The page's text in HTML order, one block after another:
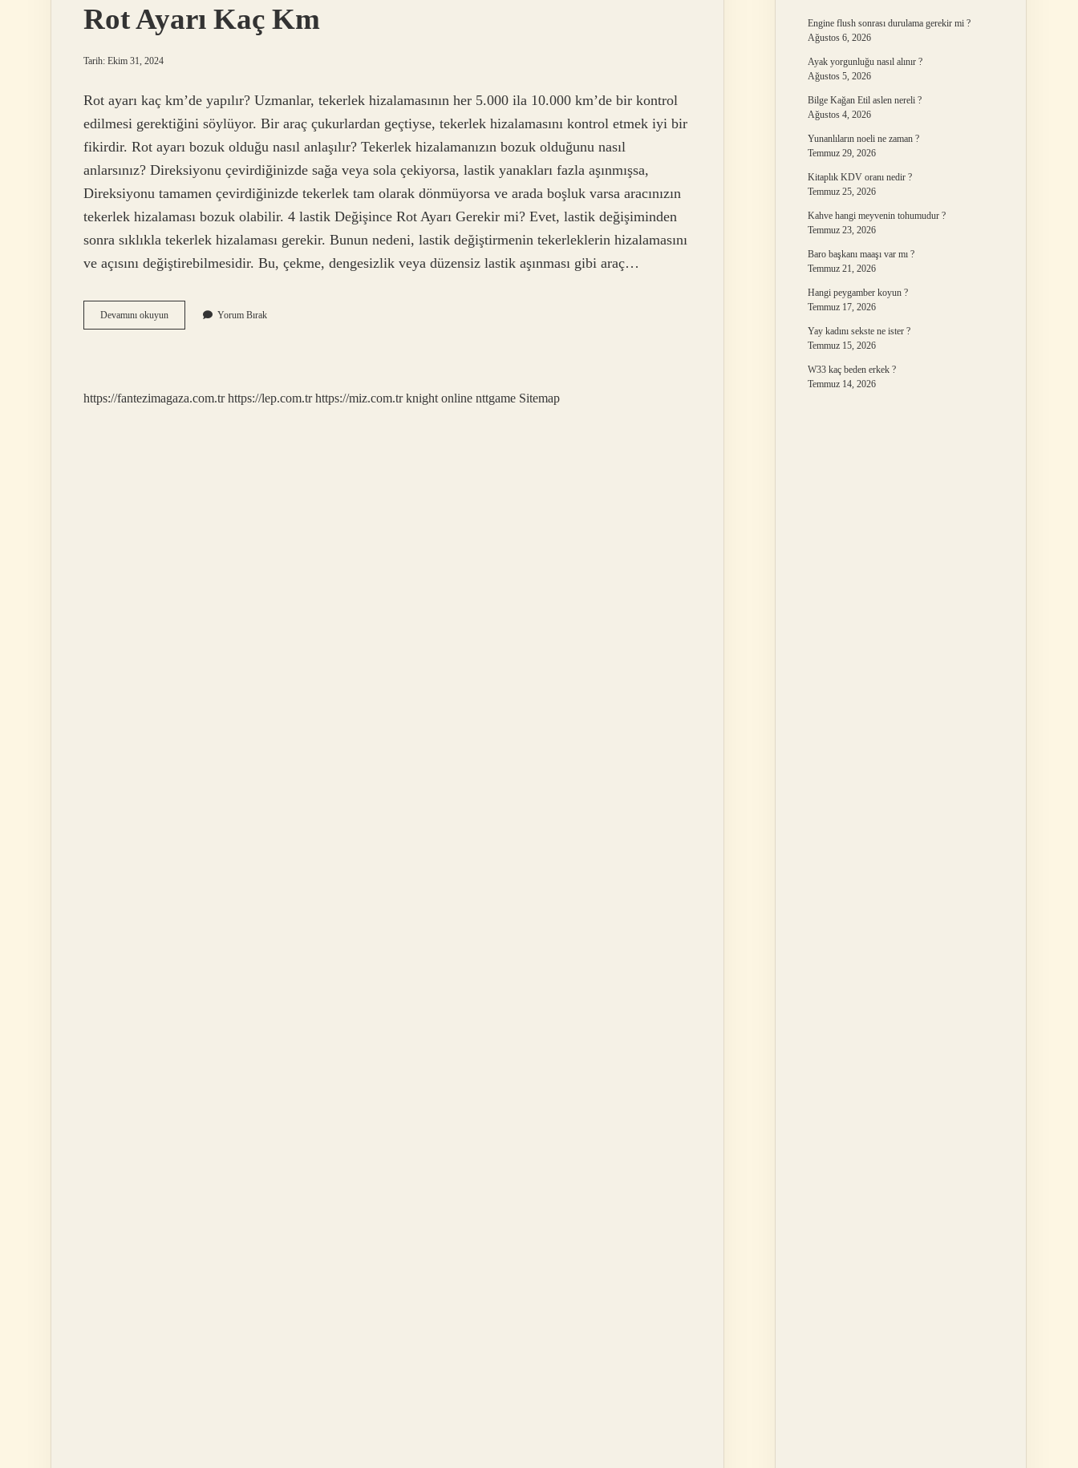
Rot Ayarı Kaç Km
Tarih: Ekim 31, 2024
Rot ayarı kaç km’de yapılır? Uzmanlar, tekerlek hizalamasının her 5.000 ila 10.000 km’de bir kontrol
edilmesi gerektiğini söylüyor. Bir araç çukurlardan geçtiyse, tekerlek hizalamasını kontrol etmek iyi bir
fikirdir. Rot ayarı bozuk olduğu nasıl anlaşılır? Tekerlek hizalamanızın bozuk olduğunu nasıl
anlarsınız? Direksiyonu çevirdiğinizde sağa veya sola çekiyorsa, lastik yanakları fazla aşınmışsa,
Direksiyonu tamamen çevirdiğinizde tekerlek tam olarak dönmüyorsa ve arada boşluk varsa aracınızın
tekerlek hizalaması bozuk olabilir. 4 lastik Değişince Rot Ayarı Gerekir mi? Evet, lastik değişiminden
sonra sıklıkla tekerlek hizalaması gerekir. Bunun nedeni, lastik değiştirmenin tekerleklerin hizalamasını
ve açısını değiştirebilmesidir. Bu, çekme, dengesizlik veya düzensiz lastik aşınması gibi araç…
Devamını okuyunRot
Ayarı
Yorum Bırak
https://fantezimagaza.com.tr https://lep.com.tr https://miz.com.tr knight online nttgame Sitemap
Engine flush sonrası durulama gerekir mi ?
Ağustos 6, 2026
Ayak yorgunluğu nasıl alınır ?
Ağustos 5, 2026
Bilge Kağan Etil aslen nereli ?
Ağustos 4, 2026
Yunanlıların noeli ne zaman ?
Temmuz 29, 2026
Kitaplık KDV oranı nedir ?
Temmuz 25, 2026
Kahve hangi meyvenin tohumudur ?
Temmuz 23, 2026
Baro başkanı maaşı var mı ?
Temmuz 21, 2026
Hangi peygamber koyun ?
Temmuz 17, 2026
Yay kadını sekste ne ister ?
Temmuz 15, 2026
W33 kaç beden erkek ?
Temmuz 14, 2026